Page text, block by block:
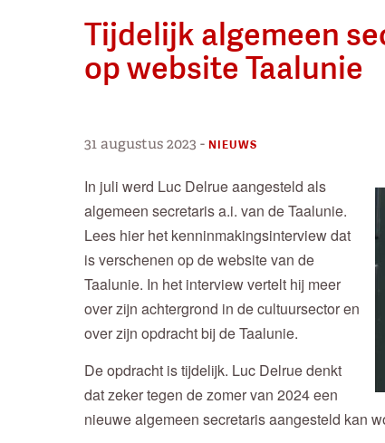
Tijdelijk algemeen
op website Taalunie
31 augustus 2023 - NIEUWS
In juli werd Luc Delrue aangesteld als
algemeen secretaris a.i. van de Taalunie.
Lees hier het kenninmakingsinterview dat
is verschenen op de website van de
Taalunie. In het interview vertelt hij meer
over zijn achtergrond in de cultuursector en
over zijn opdracht bij de Taalunie.
De opdracht is tijdelijk. Luc Delrue denkt
dat zeker tegen de zomer van 2024 een
nieuwe algemeen secretaris aangesteld kan